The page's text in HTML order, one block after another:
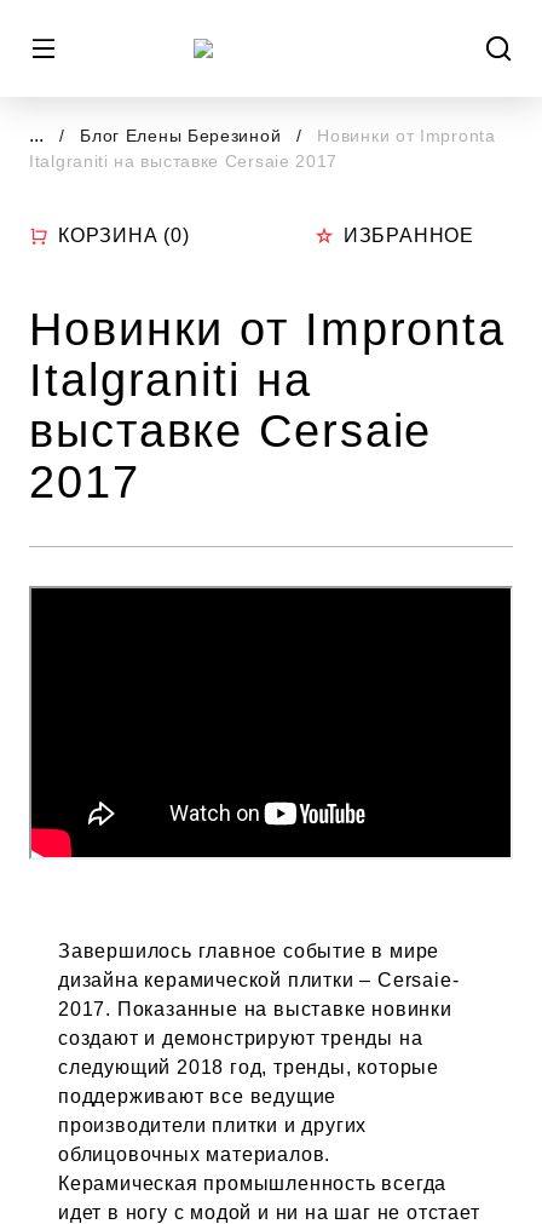
... Блог Елены Березиной
Новинки от Impronta
Italgraniti на выставке Cersaie 2017
КОРЗИНА (0) ИЗБРАННОЕ
Новинки от Impronta
Italgraniti на
выставке Cersaie
2017
Завершилось главное событие в мире
дизайна керамической плитки – Cersaie-
2017. Показанные на выставке новинки
создают и демонстрируют тренды на
следующий 2018 год, тренды, которые
поддерживают все ведущие
производители плитки и других
облицовочных материалов.
Керамическая промышленность всегда
идет в ногу с модой и ни на шаг не отстает